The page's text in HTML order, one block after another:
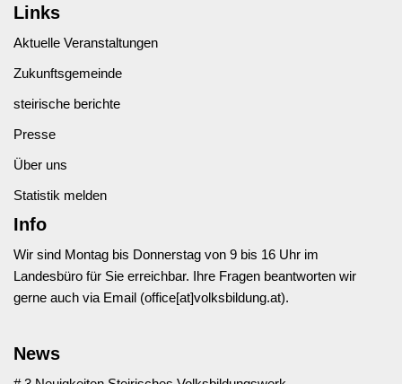
Links
Aktuelle Veranstaltungen
Zukunftsgemeinde
steirische berichte
Presse
Über uns
Statistik melden
Info
Wir sind Montag bis Donnerstag von 9 bis 16 Uhr im
Landesbüro für Sie erreichbar. Ihre Fragen beantworten wir
gerne auch via Email (office[at]volksbildung.at).
News